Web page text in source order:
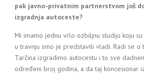
pak javno-privatnim partnerstvom još
izgradnja autoceste?
Mi imamo jednu vrlo ozbiljnu studiju koju su
u travnju smo je predstavili vladi. Radi se
Tarčina izgradimo autocestu i to sve
određeni broj godina, a da taj koncesionar